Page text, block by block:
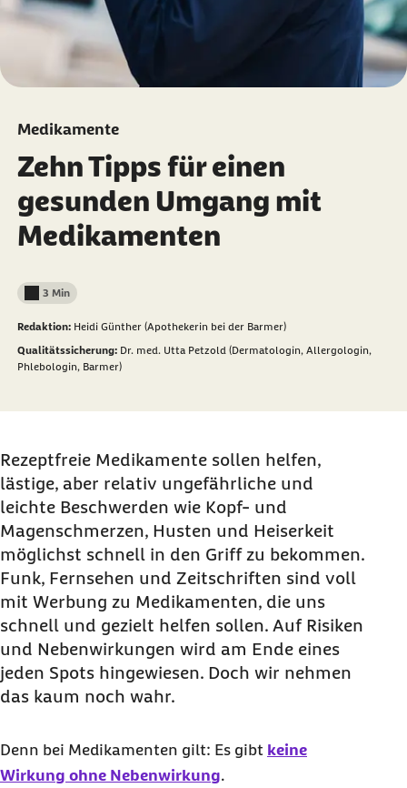
Medikamente
Zehn Tipps für einen
gesunden Umgang mit
Medikamenten
Lesedauer weniger als
3 Min
Redaktion: Heidi Günther (Apothekerin bei der Barmer)
Qualitätssicherung: Dr. med. Utta Petzold (Dermatologin, Allergologin,
Phlebologin, Barmer)
Rezeptfreie Medikamente sollen helfen,
lästige, aber relativ ungefährliche und
leichte Beschwerden wie Kopf- und
Magenschmerzen, Husten und Heiserkeit
möglichst schnell in den Griff zu bekommen.
Funk, Fernsehen und Zeitschriften sind voll
mit Werbung zu Medikamenten, die uns
schnell und gezielt helfen sollen. Auf Risiken
und Nebenwirkungen wird am Ende eines
jeden Spots hingewiesen. Doch wir nehmen
das kaum noch wahr.
Denn bei Medikamenten gilt: Es gibt keine
Wirkung ohne Nebenwirkung.